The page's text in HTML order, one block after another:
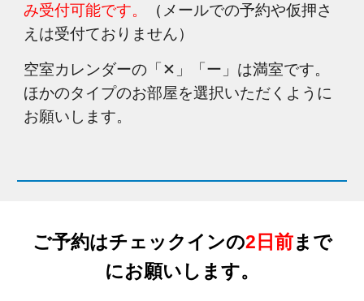
み受付可能です。
（ メールでの予約や仮押さ
えは受付ておりません）
空室カレンダーの「✕」「ー」は満室です。
ほかのタイプのお部屋を選択いただくように
お願いします。
ご予約はチェックインの2日前まで
にお願いします。